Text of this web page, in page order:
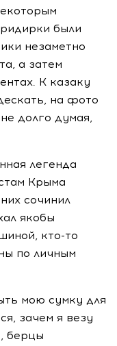
были
незаметно
а затем
К казаку
на фото
долго думая,
легенда
Крыма
сочинил
якобы
кто-то
по личным
мою сумку для
зачем я везу
берцы